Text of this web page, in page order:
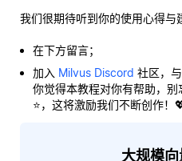
我们很期待听到你的使用心得与
在下方留言；
加入 Milvus Discord 社区，
你觉得本教程对你有帮助，别
⭐，这将激励我们不断创作！
大规模